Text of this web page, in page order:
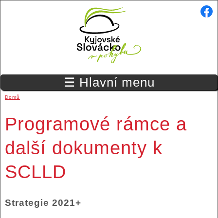
Přejít k hlavnímu obsahu
☰ Hlavní menu
Jste zde
Domů
Programové rámce a
další dokumenty k
SCLLD
Strategie 2021+